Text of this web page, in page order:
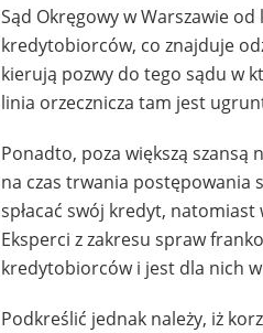
Sąd Okręgowy w Warszawie
kredytobiorców, co znajduje
kierują pozwy do tego sądu w
linia orzecznicza tam jest
Ponadto, poza większą szansą
na czas trwania postępowania
spłacać swój kredyt,
Eksperci z zakresu spraw
kredytobiorców i jest dla nich
Podkreślić jednak należy, iż